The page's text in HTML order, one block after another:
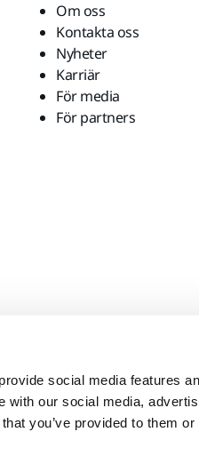
social media features
with our social media,
you’ve provided to them or
Om oss
Kontakta oss
Nyheter
Karriär
För media
För partners